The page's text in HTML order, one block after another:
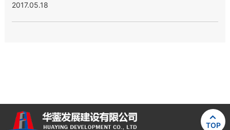
2017.05.18

TOP